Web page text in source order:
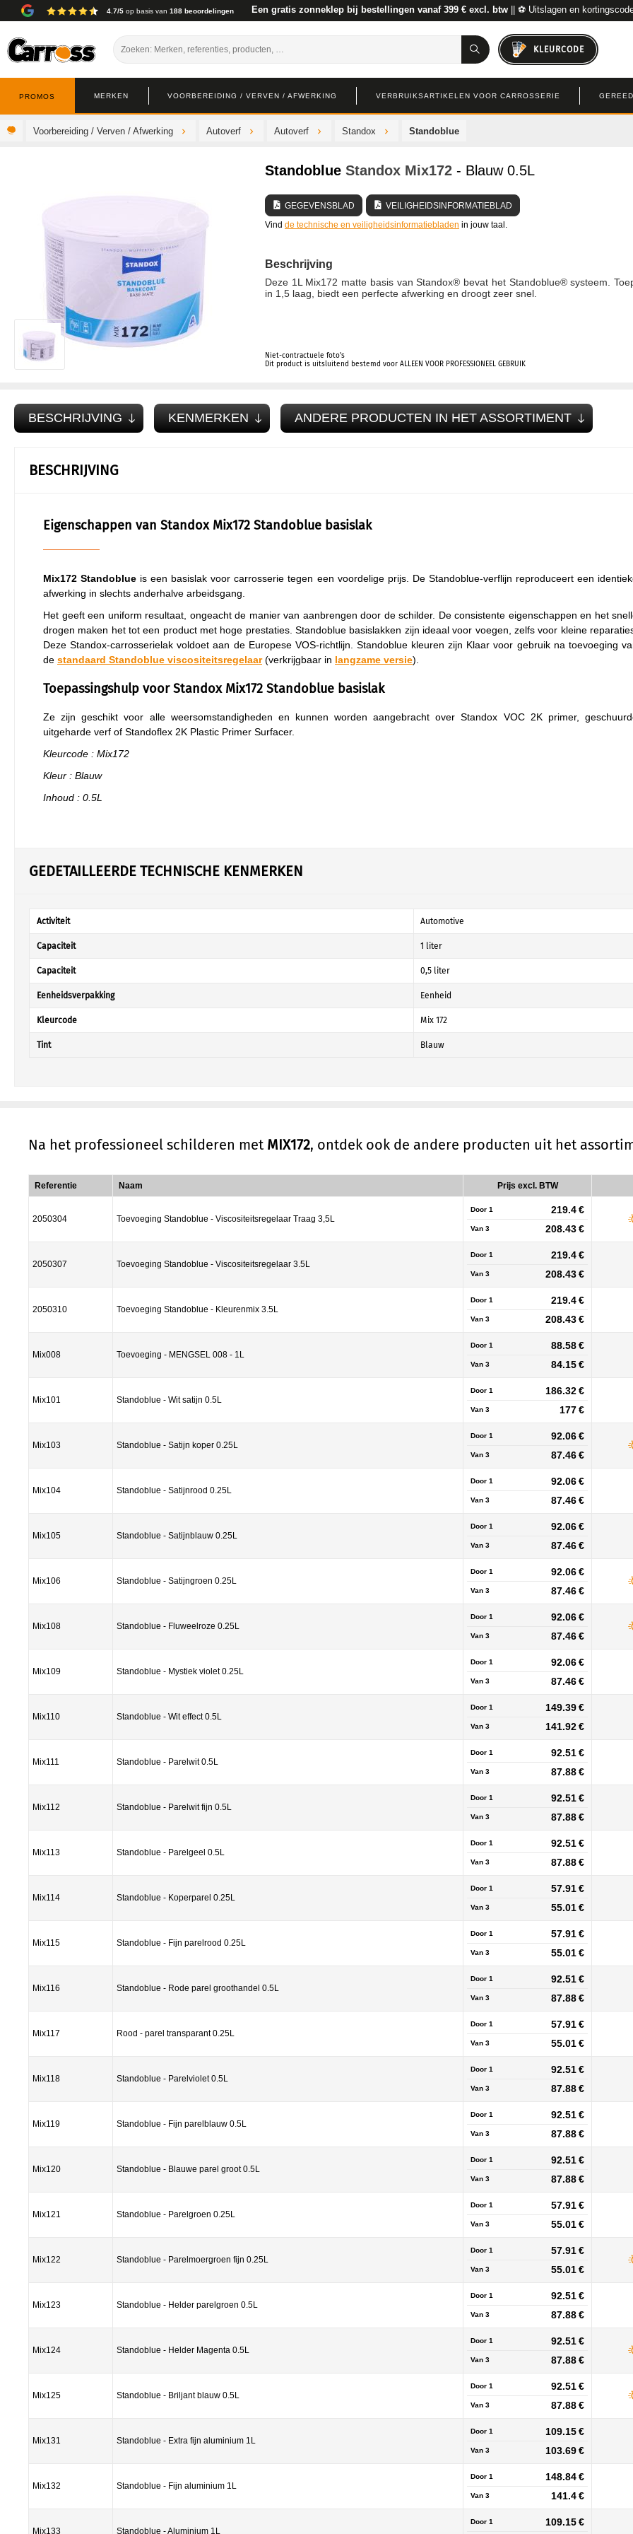
4.7/5 op basis van 188 beoordelingen Een gratis zonneklep bij bestellingen vanaf 399 € excl. btw || ⚽ Uitslagen en
KLEURCODE
VOORBEREIDING / VERVEN / AFWERKING VERBRUIKSARTIKELEN VOOR CARROSSERIE
MERKEN
PROMOS
Voorbereiding / Verven / Afwerking Autoverf Autoverf Standox Standoblue
Standoblue Standox Mix172 - Blauw 0.5L
GEGEVENSBLAD
VEILIGHEIDSINFORMATIEBLAD
Vind de technische en veiligheidsinformatiebladen in jouw taal.
Beschrijving
Deze 1L Mix172 matte basis van Standox® bevat het Standoblue® systeem.
in 1,5 laag, biedt een perfecte afwerking en droogt zeer snel.
Niet-contractuele foto's
Dit product is uitsluitend bestemd voor ALLEEN VOOR PROFESSIONEEL GEBRUIK
BESCHRIJVING KENMERKEN ANDERE PRODUCTEN IN HET ASSORTIMENT
BESCHRIJVING
Eigenschappen van Standox Mix172 Standoblue basislak
Mix172 Standoblue is een basislak voor carrosserie tegen een voordelige prijs. De Standoblue-verflijn reproduceert een
afwerking in slechts anderhalve arbeidsgang.
Het geeft een uniform resultaat, ongeacht de manier van aanbrengen door de schilder. De consistente eigenschappen en het
drogen maken het tot een product met hoge prestaties. Standoblue basislakken zijn ideaal voor voegen, zelfs voor kleine
Deze Standox-carrosserielak voldoet aan de Europese VOS-richtlijn. Standoblue kleuren zijn Klaar voor gebruik na toevoeging
de standaard Standoblue viscositeitsregelaar(verkrijgbaar in langzame versie).
Toepassingshulp voor Standox Mix172 Standoblue basislak
Ze zijn geschikt voor alle weersomstandigheden en kunnen worden aangebracht over Standox VOC 2K primer,
uitgeharde verf of Standoflex 2K Plastic Primer Surfacer.
Kleurcode : Mix172
Kleur : Blauw
Inhoud : 0.5L
GEDETAILLEERDE TECHNISCHE KENMERKEN
Activiteit Automotive
Capaciteit 1 liter
Capaciteit 0,5 liter
Eenheidsverpakking Eenheid
Kleurcode Mix 172
Tint Blauw
Na het professioneel schilderen met MIX172, ontdek ook de andere producten uit het
Referentie Naam Prijs excl. BTW
2050304 Toevoeging Standoblue - Viscositeitsregelaar Traag 3,5L
Door 1 219.4 €
Van 3 208.43 €
2050307 Toevoeging Standoblue - Viscositeitsregelaar 3.5L
Door 1 219.4 €
Van 3 208.43 €
2050310 Toevoeging Standoblue - Kleurenmix 3.5L
Door 1 219.4 €
Van 3 208.43 €
Mix008 Toevoeging - MENGSEL 008 - 1L
Door 1 88.58 €
Van 3 84.15 €
Mix101 Standoblue - Wit satijn 0.5L
Door 1 186.32 €
Van 3 177 €
Mix103 Standoblue - Satijn koper 0.25L
Door 1 92.06 €
Van 3 87.46 €
Mix104 Standoblue - Satijnrood 0.25L
Door 1 92.06 €
Van 3 87.46 €
Mix105 Standoblue - Satijnblauw 0.25L
Door 1 92.06 €
Van 3 87.46 €
Mix106 Standoblue - Satijngroen 0.25L
Door 1 92.06 €
Van 3 87.46 €
Mix108 Standoblue - Fluweelroze 0.25L
Door 1 92.06 €
Van 3 87.46 €
Mix109 Standoblue - Mystiek violet 0.25L
Door 1 92.06 €
Van 3 87.46 €
Mix110 Standoblue - Wit effect 0.5L
Door 1 149.39 €
Van 3 141.92 €
Mix111 Standoblue - Parelwit 0.5L
Door 1 92.51 €
Van 3 87.88 €
Mix112 Standoblue - Parelwit fijn 0.5L
Door 1 92.51 €
Van 3 87.88 €
Mix113 Standoblue - Parelgeel 0.5L
Door 1 92.51 €
Van 3 87.88 €
Mix114 Standoblue - Koperparel 0.25L
Door 1 57.91 €
Van 3 55.01 €
Mix115 Standoblue - Fijn parelrood 0.25L
Door 1 57.91 €
Van 3 55.01 €
Mix116 Standoblue - Rode parel groothandel 0.5L
Door 1 92.51 €
Van 3 87.88 €
Mix117 Rood - parel transparant 0.25L
Door 1 57.91 €
Van 3 55.01 €
Mix118 Standoblue - Parelviolet 0.5L
Door 1 92.51 €
Van 3 87.88 €
Mix119 Standoblue - Fijn parelblauw 0.5L
Door 1 92.51 €
Van 3 87.88 €
Mix120 Standoblue - Blauwe parel groot 0.5L
Door 1 92.51 €
Van 3 87.88 €
Mix121 Standoblue - Parelgroen 0.25L
Door 1 57.91 €
Van 3 55.01 €
Mix122 Standoblue - Parelmoergroen fijn 0.25L
Door 1 57.91 €
Van 3 55.01 €
Mix123 Standoblue - Helder parelgroen 0.5L
Door 1 92.51 €
Van 3 87.88 €
Mix124 Standoblue - Helder Magenta 0.5L
Door 1 92.51 €
Van 3 87.88 €
Mix125 Standoblue - Briljant blauw 0.5L
Door 1 92.51 €
Van 3 87.88 €
Mix131 Standoblue - Extra fijn aluminium 1L
Door 1 109.15 €
Van 3 103.69 €
Mix132 Standoblue - Fijn aluminium 1L
Door 1 148.84 €
Van 3 141.4 €
Mix133 Standoblue - Aluminium 1L
Door 1 109.15 €